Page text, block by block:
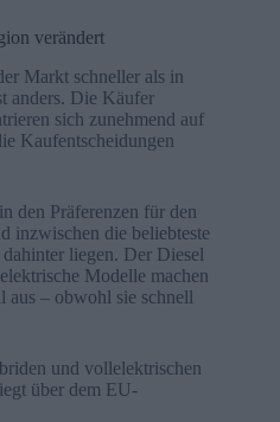
verändert
Markt schneller als in
anders. Die Käufer
sich zunehmend auf
Kaufentscheidungen
den Präferenzen für den
inzwischen die beliebteste
liegen. Der Diesel
Modelle machen
aus – obwohl sie schnell
und vollelektrischen
über dem EU-